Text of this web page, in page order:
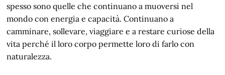
spesso sono quelle che continuano a muoversi nel
mondo con energia e capacità. Continuano a
camminare, sollevare, viaggiare e a restare curiose della
vita perché il loro corpo permette loro di farlo con
naturalezza.